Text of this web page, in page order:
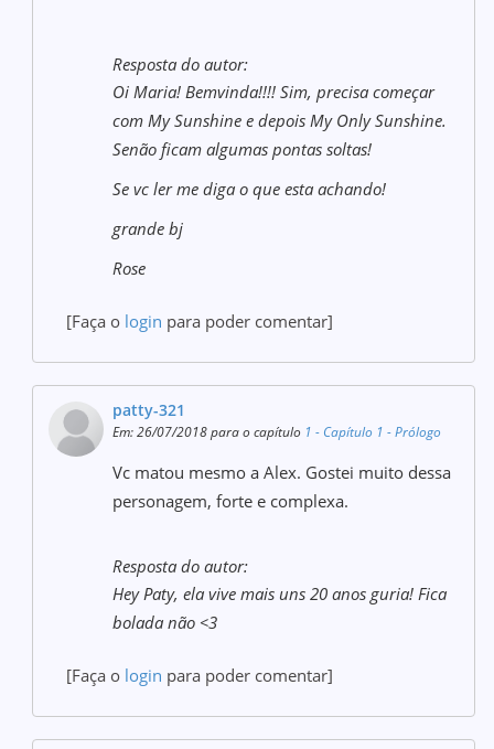
Resposta do autor:
Oi Maria! Bemvinda!!!! Sim, precisa começar
com My Sunshine e depois My Only Sunshine.
Senão ficam algumas pontas soltas!
Se vc ler me diga o que esta achando!
grande bj
Rose
[Faça o login para poder comentar]
patty-321
Em: 26/07/2018 para o capítulo 1 - Capítulo 1 - Prólogo
Vc matou mesmo a Alex. Gostei muito dessa
personagem, forte e complexa.
Resposta do autor:
Hey Paty, ela vive mais uns 20 anos guria! Fica
bolada não <3
[Faça o login para poder comentar]